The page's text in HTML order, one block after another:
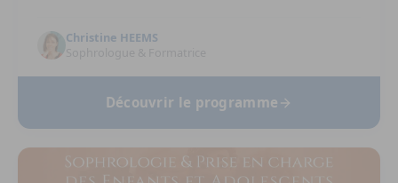
Christine HEEMS
Découvrir le programme